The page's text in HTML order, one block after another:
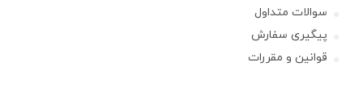
سوالات متداول
پیگیری سفارش
قوانین و مقررات